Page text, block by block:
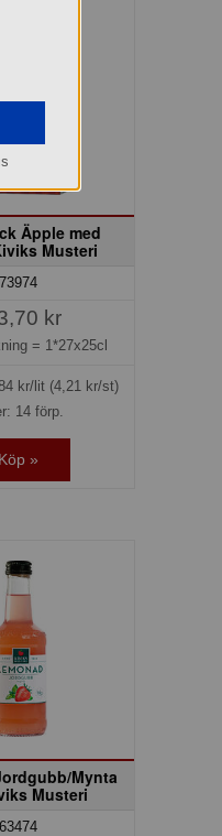
Äpple med
Musteri
73974
kr
= 1*27x25cl
kr/lit (4,21 kr/st)
14 förp.
Köp »
Mynta
Musteri
63474